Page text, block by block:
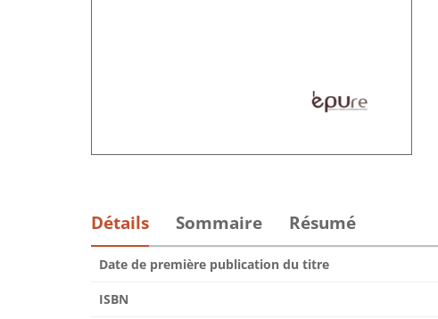
Détails Sommaire Résumé
Date de première publication du titre
ISBN